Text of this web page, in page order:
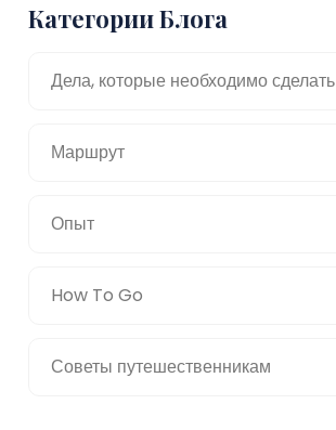
Категории Блога
Дела, которые необходимо сделать
Маршрут
Опыт
How To Go
Советы путешественникам